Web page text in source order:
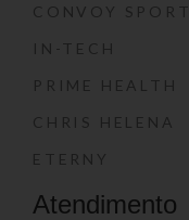
CONVOY SPORT
IN-TECH
PRIME HEALTH
CHRIS HELENA
ETERNY
Atendimento